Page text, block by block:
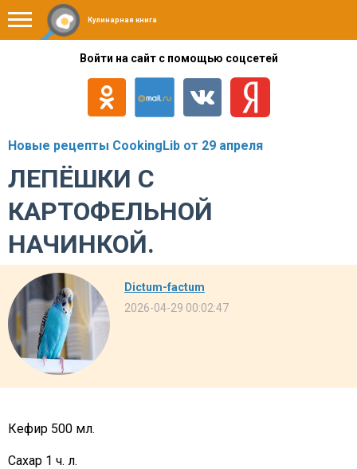
Кулинарная книга
Войти на сайт с помощью соцсетей
Новые рецепты CookingLib от 29 апреля
ЛЕПЁШКИ С
КАРТОФЕЛЬНОЙ
НАЧИНКОЙ.
Dictum-factum
2026-04-29 00:02:47
Кефир 500 мл.
Сахар 1 ч. л.